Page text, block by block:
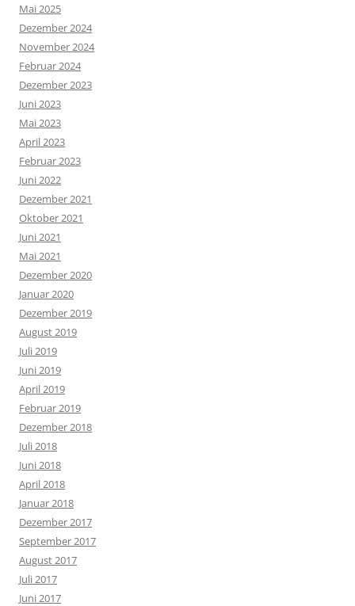
Mai 2025
Dezember 2024
November 2024
Februar 2024
Dezember 2023
Juni 2023
Mai 2023
April 2023
Februar 2023
Juni 2022
Dezember 2021
Oktober 2021
Juni 2021
Mai 2021
Dezember 2020
Januar 2020
Dezember 2019
August 2019
Juli 2019
Juni 2019
April 2019
Februar 2019
Dezember 2018
Juli 2018
Juni 2018
April 2018
Januar 2018
Dezember 2017
September 2017
August 2017
Juli 2017
Juni 2017